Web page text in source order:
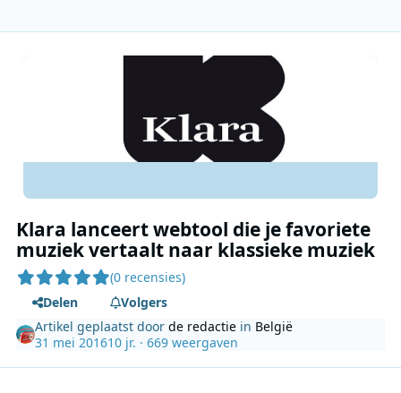
Klara lanceert webtool die je favoriete
muziek vertaalt naar klassieke muziek
(0 recensies)
Delen
Volgers
Artikel geplaatst doorde redactie in België
31 mei 201610 jr. · 669 weergaven